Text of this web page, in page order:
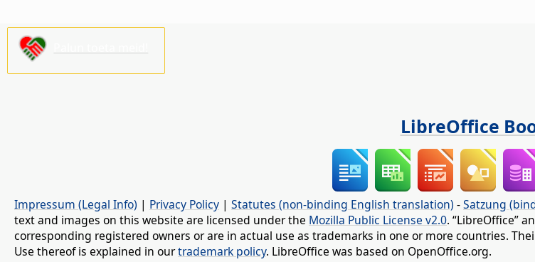
LibreOffice
Impressum (Legal Info) | Privacy Policy | Statutes (non-binding English translation) -Satzung
text and images on this website are licensed under the Mozilla Public License v2.0. “LibreOffice”
corresponding registered owners or are in actual use as trademarks in one or more countries.
Use thereof is explained in ourtrademark policy. LibreOffice was based on OpenOffice.org.